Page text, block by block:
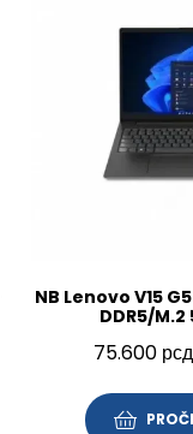
NB Lenovo V15
DDR5/M.2
75.600 рсд